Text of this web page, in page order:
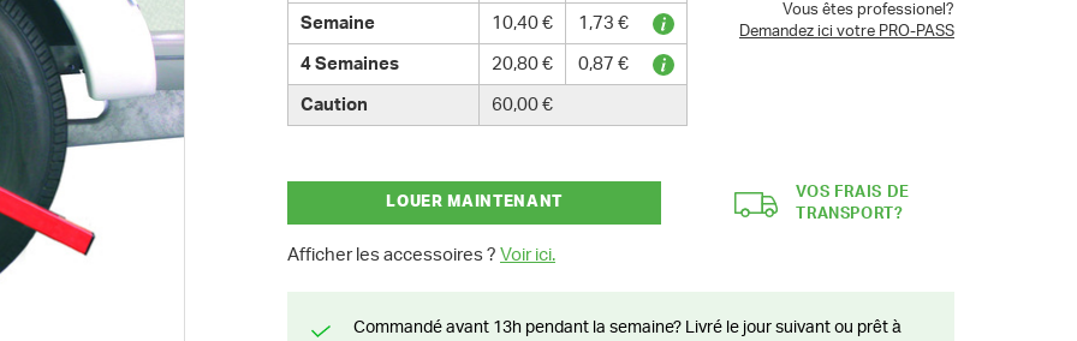
Semaine 10,40 € 1,73 €
4 Semaines 20,80 € 0,87 €
Caution 60,00 €
Vous êtes professionel?
Demandez ici votre PRO-PASS
LOUER MAINTENANT
Afficher les accessoires ? Voir ici.
VOS FRAIS DE
TRANSPORT?
Commandé avant 13h pendant la semaine? Livré le jour suivant ou prêt à